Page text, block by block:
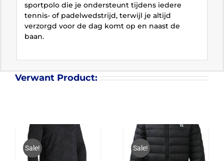
sportpolo die je ondersteunt tijdens iedere
tennis- of padelwedstrijd, terwijl je altijd
verzorgd voor de dag komt op en naast de
baan.
Verwant Product:
Sale! Sale!